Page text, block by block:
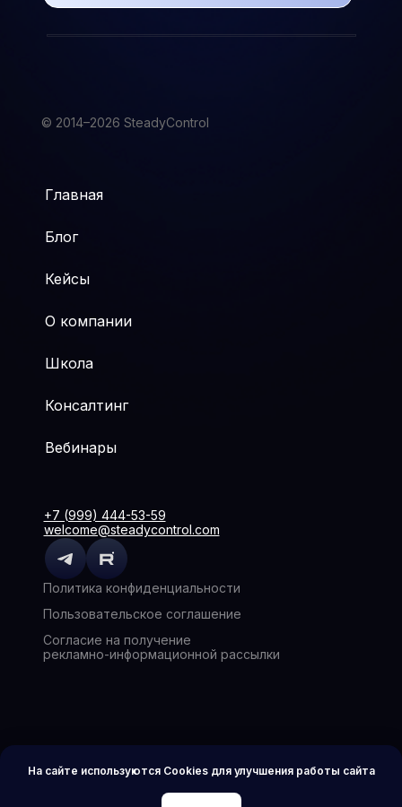
На сайте используются Cookies для улучшения работы сайта
© 2014–2026 SteadyControl
+7 (999) 444-53-59
welcome@steadycontrol.com
Согласие на получение
рекламно-информационной рассылки
Пользовательское соглашение
Политика конфиденциальности
Школа
Главная
Консалтинг
Блог
Вебинары
Кейсы
О компании